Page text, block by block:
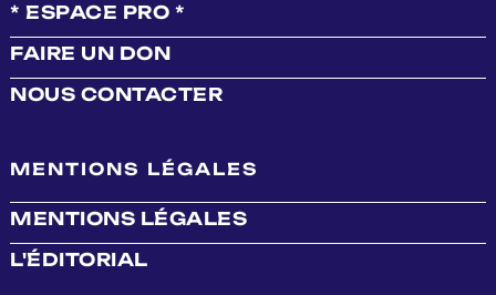
* ESPACE PRO *
FAIRE UN DON
NOUS CONTACTER
MENTIONS LÉGALES
MENTIONS LÉGALES
L'ÉDITORIAL